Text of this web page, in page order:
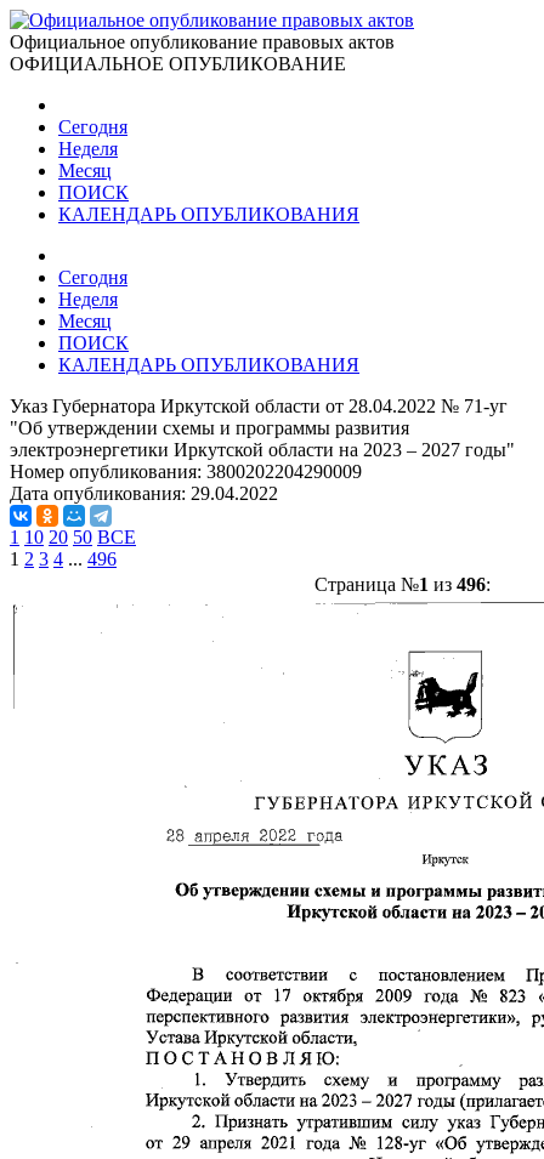
Официальное опубликование правовых актов
ОФИЦИАЛЬНОЕ ОПУБЛИКОВАНИЕ
Сегодня
Неделя
Месяц
ПОИСК
КАЛЕНДАРЬ ОПУБЛИКОВАНИЯ
Сегодня
Неделя
Месяц
ПОИСК
КАЛЕНДАРЬ ОПУБЛИКОВАНИЯ
Указ Губернатора Иркутской области от 28.04.2022 № 71-уг
"Об утверждении схемы и программы развития
электроэнергетики Иркутской области на 2023 – 2027 годы"
Номер опубликования: 3800202204290009
Дата опубликования: 29.04.2022
1 10 20 50 ВСЕ
1 2 3 4 ... 496
Страница №1 из 496: